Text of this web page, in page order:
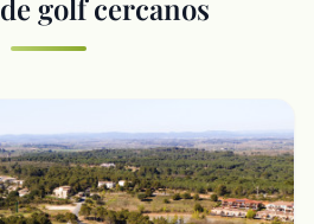
golf cercanos